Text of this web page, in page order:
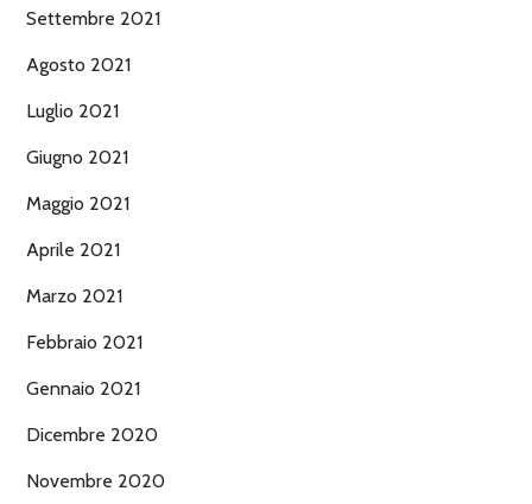
Settembre 2021
Agosto 2021
Luglio 2021
Giugno 2021
Maggio 2021
Aprile 2021
Marzo 2021
Febbraio 2021
Gennaio 2021
Dicembre 2020
Novembre 2020